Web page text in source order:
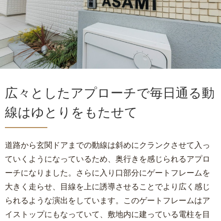
広々としたアプローチで毎日通る動
線はゆとりをもたせて
道路から玄関ドアまでの動線は斜めにクランクさせて入っ
ていくようになっているため、奥行きを感じられるアプロ
ーチになりました。さらに入り口部分にゲートフレームを
大きく走らせ、目線を上に誘導させることでより広く感じ
られるような演出をしています。このゲートフレームはア
イストップにもなっていて、敷地内に建っている電柱を目